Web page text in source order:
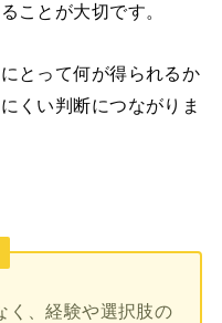
ことが大切です。
とって何が得られるか
くい判断につながりま
く、経験や選択肢の